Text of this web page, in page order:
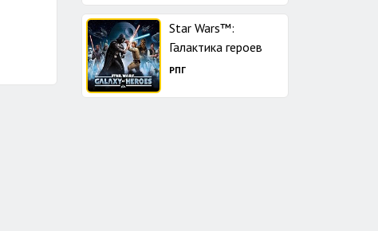
Star Wars™:
Галактика героев
РПГ